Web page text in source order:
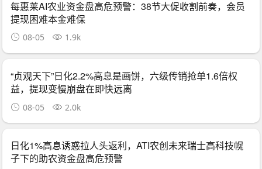
每惠莱AI农业资金盘高危预警：38节大促收割前奏，会员
提现困难本金难保
08-05 1.9k
“贞观天下”日化2.2%高息是画饼，六级传销抢单1.6倍权
益，提现变慢崩盘在即快远离
08-05 2.0k
日化1%高息诱惑拉人头返利，ATI农创未来瑞士高科技幌
子下的助农资金盘高危预警